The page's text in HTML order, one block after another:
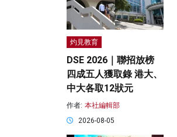
灼見教育
DSE 2026｜聯招放榜
四成五人獲取錄 港大、
中大各取12狀元
作者: 本社編輯部
2026-08-05